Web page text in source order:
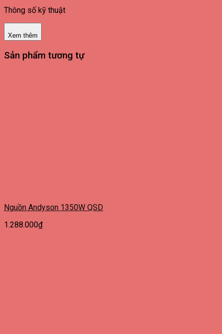
Thông số kỹ thuật
Xem thêm
Sản phẩm tương tự
Nguồn Andyson 1350W QSD
1.288.000₫